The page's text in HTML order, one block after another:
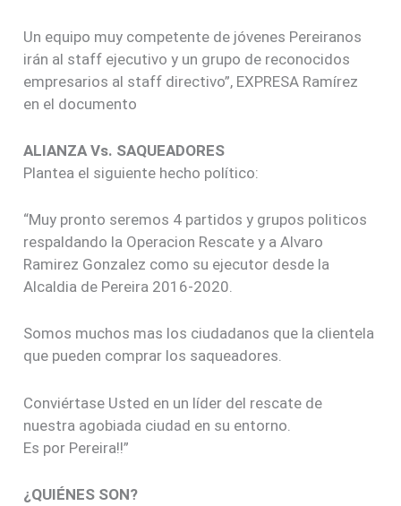
Un equipo muy competente de jóvenes Pereiranos
irán al staff ejecutivo y un grupo de reconocidos
empresarios al staff directivo”, EXPRESA Ramírez
en el documento
ALIANZA Vs. SAQUEADORES
Plantea el siguiente hecho político:
“Muy pronto seremos 4 partidos y grupos politicos
respaldando la Operacion Rescate y a Alvaro
Ramirez Gonzalez como su ejecutor desde la
Alcaldia de Pereira 2016-2020.
Somos muchos mas los ciudadanos que la clientela
que pueden comprar los saqueadores.
Conviértase Usted en un líder del rescate de
nuestra agobiada ciudad en su entorno.
Es por Pereira!!”
¿QUIÉNES SON?